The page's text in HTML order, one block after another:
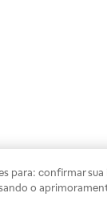
para: confirmar
o